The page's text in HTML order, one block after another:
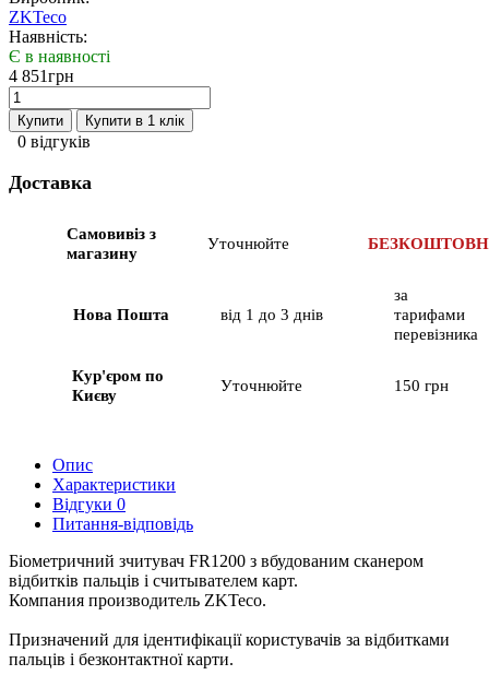
ZKTeco
Наявність:
Є в наявності
4 851грн
Купити Купити в 1 клік
0 відгуків
Доставка
Самовивіз з
магазину
Уточнюйте
Нова Пошта від 1 до 3 днів
за
тарифами
перевізника
Кур'єром по
Києву
Уточнюйте 150 грн
Опис
Характеристики
Відгуки 0
Питання-відповідь
Біометричний зчитувач FR1200 з вбудованим сканером
відбитків пальців і считывателем карт.
Компания производитель ZKTeco.
Призначений для ідентифікації користувачів за відбитками
пальців і безконтактної карти.